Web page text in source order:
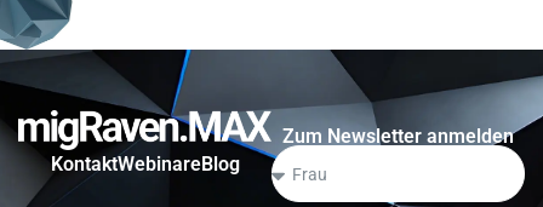
KontaktWebinareBlog
Zum Newsletter anmelden